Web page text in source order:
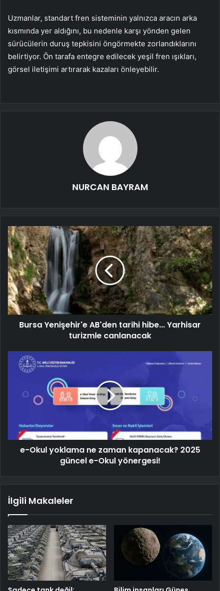
Uzmanlar, standart fren sisteminin yalnızca aracın arka
kısmında yer aldığını, bu nedenle karşı yönden gelen
sürücülerin duruş tepkisini öngörmekte zorlandıklarını
belirtiyor. Ön tarafa entegre edilecek yeşil fren ışıkları,
görsel iletişimi artırarak kazaları önleyebilir.
NURCAN BAYRAM
Bursa Yenişehir'e AB'den tarihi hibe... Yarhisar
turizmle canlanacak
e-Okul yoklama ne zaman kapanacak? 2025
güncel e-Okul yönergesi!
İlgili Makaleler